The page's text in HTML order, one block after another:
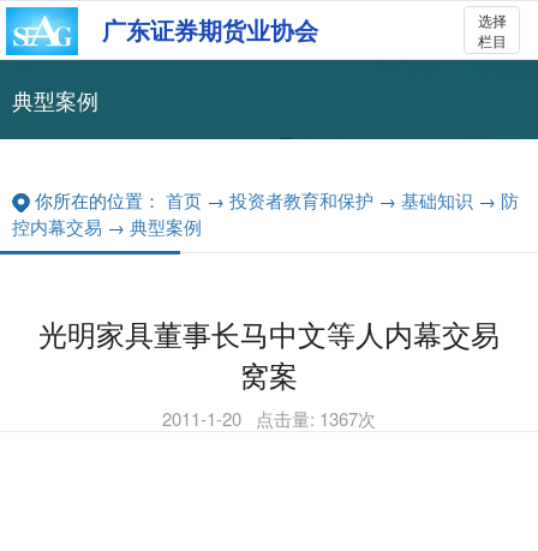
选择
栏目
广东证券期货业协会
典型案例
你所在的位置： 首页 → 投资者教育和保护 → 基础知识 → 防
控内幕交易 → 典型案例
光明家具董事长马中文等人内幕交易
窝案
2011-1-20 点击量: 1367次